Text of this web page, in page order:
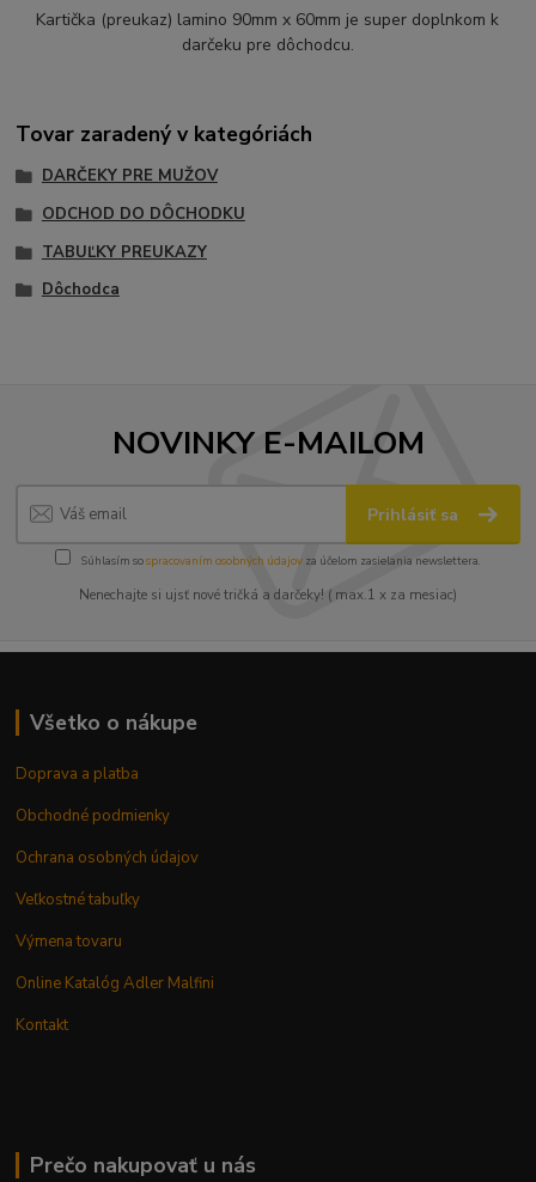
Kartička (preukaz) lamino 90mm x 60mm je super doplnkom k
darčeku pre dôchodcu.
Tovar zaradený v kategóriách
DARČEKY PRE MUŽOV
ODCHOD DO DÔCHODKU
TABUĽKY PREUKAZY
Dôchodca
NOVINKY E-MAILOM
Prihlásiť sa
Súhlasím sospracovaním osobných údajov za účelom zasielania newslettera.
Nenechajte si ujsť nové tričká a darčeky! ( max.1 x za mesiac)
Všetko o nákupe
Doprava a platba
Obchodné podmienky
Ochrana osobných údajov
Veľkostné tabuľky
Výmena tovaru
Online Katalóg Adler Malfini
Kontakt
Prečo nakupovať u nás